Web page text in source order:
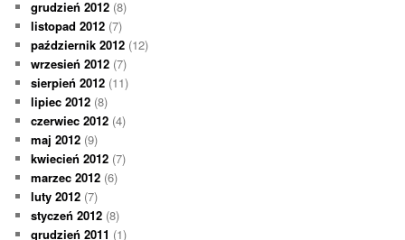
grudzień 2012 (8)
listopad 2012 (7)
październik 2012 (12)
wrzesień 2012 (7)
sierpień 2012 (11)
lipiec 2012 (8)
czerwiec 2012 (4)
maj 2012 (9)
kwiecień 2012 (7)
marzec 2012 (6)
luty 2012 (7)
styczeń 2012 (8)
grudzień 2011 (1)